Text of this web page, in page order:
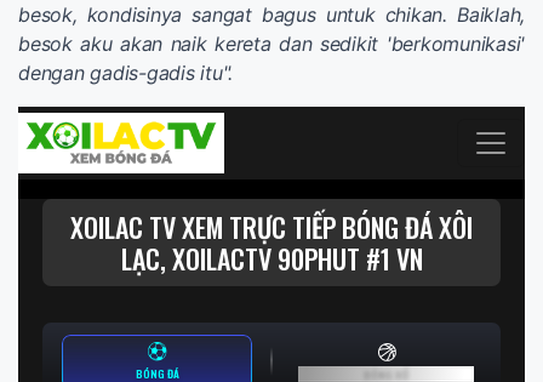
besok, kondisinya sangat bagus untuk chikan. Baiklah,
besok aku akan naik kereta dan sedikit 'berkomunikasi'
dengan gadis-gadis itu".